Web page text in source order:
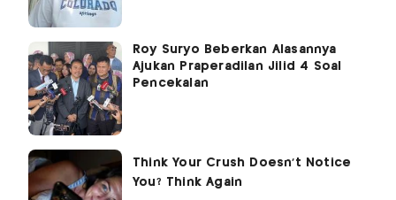
Roy Suryo Beberkan Alasannya
Ajukan Praperadilan Jilid 4 Soal
Pencekalan